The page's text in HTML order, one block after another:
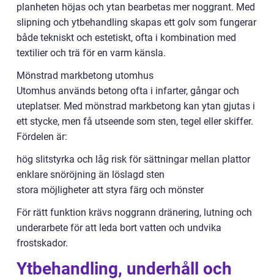
planheten höjas och ytan bearbetas mer noggrant. Med
slipning och ytbehandling skapas ett golv som fungerar
både tekniskt och estetiskt, ofta i kombination med
textilier och trä för en varm känsla.
Mönstrad markbetong utomhus
Utomhus används betong ofta i infarter, gångar och
uteplatser. Med mönstrad markbetong kan ytan gjutas i
ett stycke, men få utseende som sten, tegel eller skiffer.
Fördelen är:
hög slitstyrka och låg risk för sättningar mellan plattor
enklare snöröjning än löslagd sten
stora möjligheter att styra färg och mönster
För rätt funktion krävs noggrann dränering, lutning och
underarbete för att leda bort vatten och undvika
frostskador.
Ytbehandling, underhåll och